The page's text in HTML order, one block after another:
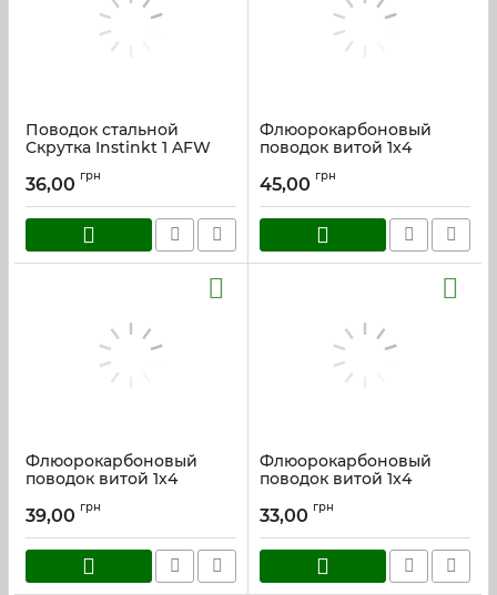
Поводок стальной
Скрутка Instinkt 1 AFW
Артикул: skrut_10
36,00 грн
Флюорокарбоновый
поводок витой 1x4
Артикул: fluor4_25
45,00 грн
Флюорокарбоновый
поводок витой 1x4
Артикул: fluor4_20
39,00 грн
Флюорокарбоновый
поводок витой 1x4
Артикул: fluor4_15
33,00 грн